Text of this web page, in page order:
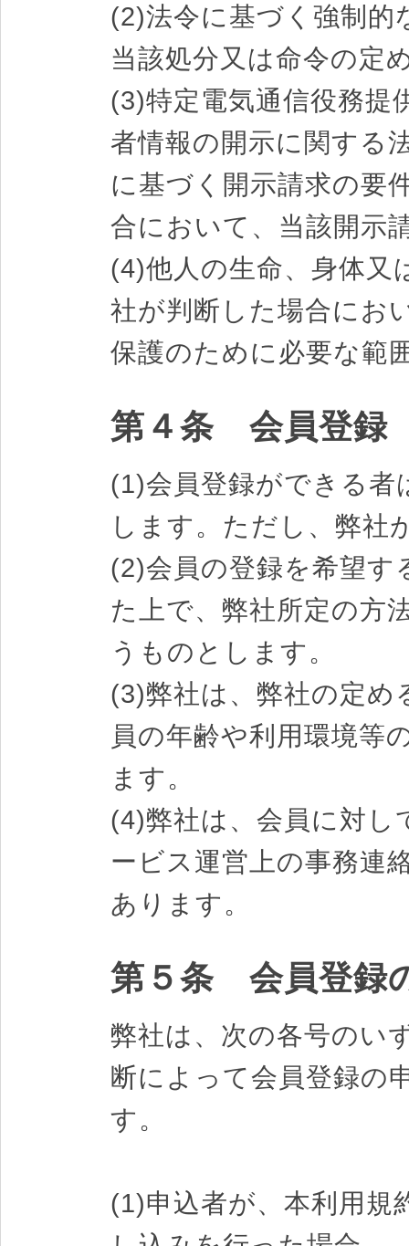
(2)法令に基づく強制的
当該処分又は命令の定
(3)特定電気通信役務提
者情報の開示に関する
に基づく開示請求の要
合において、当該開示
(4)他人の生命、身体又
社が判断した場合にお
保護のために必要な範
第４条 会員登録
(1)会員登録ができる者
します。ただし、弊社
(2)会員の登録を希望す
た上で、弊社所定の方
うものとします。
(3)弊社は、弊社の定
員の年齢や利用環境等
ます。
(4)弊社は、会員に対し
ービス運営上の事務連
あります。
第５条 会員登録
弊社は、次の各号のい
断によって会員登録の
す。
(1)申込者が、本利用規